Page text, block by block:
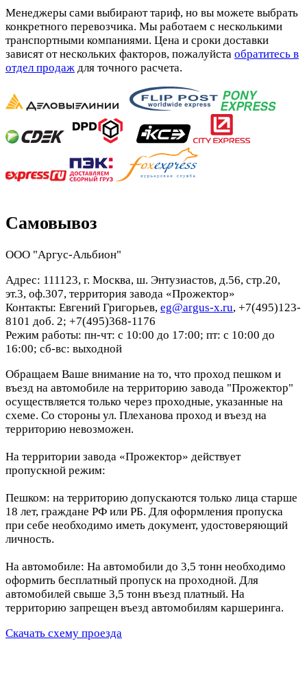
Менеджеры сами выбирают тариф, но вы можете выбрать
конкретного перевозчика. Мы работаем с несколькими
транспортными компаниями. Цена и сроки доставки
зависят от нескольких факторов, пожалуйста обратитесь в
отдел продаж для точного расчета.
Самовывоз
ООО "Аргус-Альбион"
Адрес: 111123, г. Москва, ш. Энтузиастов, д.56, стр.20,
эт.3, оф.307, территория завода «Прожектор»
Контакты: Евгений Григорьев, eg@argus-x.ru, +7(495)123-
8101 доб. 2; +7(495)368-1176
Режим работы: пн-чт: с 10:00 до 17:00; пт: с 10:00 до
16:00; сб-вс: выходной
Обращаем Ваше внимание на то, что проход пешком и
въезд на автомобиле на территорию завода "Прожектор"
осуществляется только через проходные, указанные на
схеме. Со стороны ул. Плеханова проход и въезд на
территорию невозможен.
На территории завода «Прожектор» действует
пропускной режим:
Пешком: на территорию допускаются только лица старше
18 лет, граждане РФ или РБ. Для оформления пропуска
при себе необходимо иметь документ, удостоверяющий
личность.
На автомобиле: На автомобили до 3,5 тонн необходимо
оформить бесплатный пропуск на проходной. Для
автомобилей свыше 3,5 тонн въезд платный. На
территорию запрещен въезд автомобилям каршеринга.
Скачать схему проезда